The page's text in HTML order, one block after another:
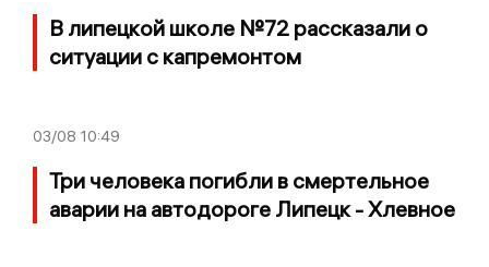
В липецкой школе №72 рассказали о
ситуации с капремонтом
03/08 10:49
Три человека погибли в смертельное
аварии на автодороге Липецк - Хлевное